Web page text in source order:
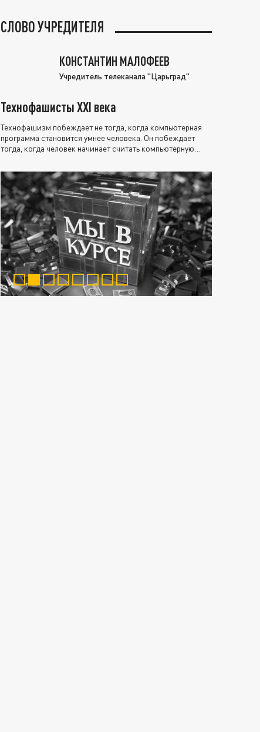
СЛОВО УЧРЕДИТЕЛЯ
КОНСТАНТИН МАЛОФЕЕВ
Учредитель телеканала "Царьград"
Технофашисты XXI века
Технофашизм побеждает не тогда, когда компьютерная
программа становится умнее человека. Он побеждает
тогда, когда человек начинает считать компьютерную